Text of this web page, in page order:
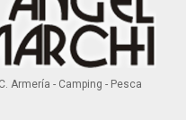
Armería - Camping - Pesca